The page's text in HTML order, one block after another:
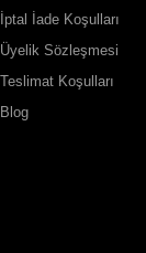
İptal İade Koşulları
Üyelik Sözleşmesi
Teslimat Koşulları
Blog